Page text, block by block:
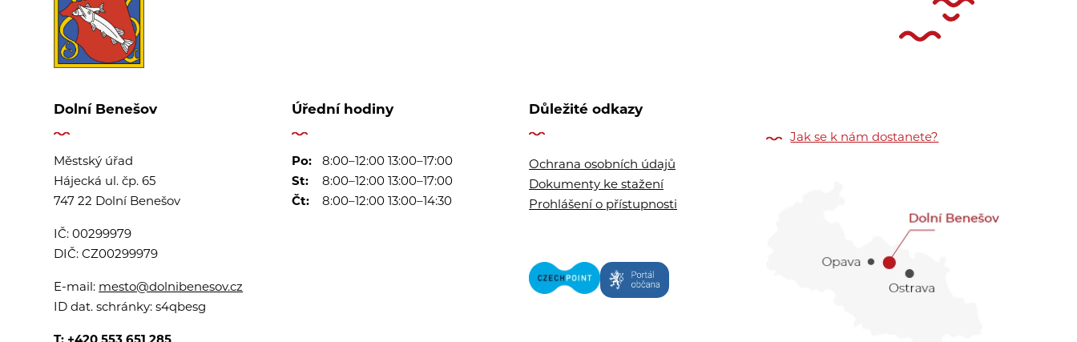
Dolní Benešov
Městský úřad
Hájecká ul. čp. 65
747 22 Dolní Benešov
IČ:00299979
DIČ:CZ00299979
E-mail: mesto@dolnibenesov.cz
ID dat. schránky:s4qbesg
Úřední hodiny
Po:
8:00–12:00 13:00–17:00
St:
8:00–12:00 13:00–17:00
Čt:
8:00–12:00 13:00–14:30
Důležité odkazy
Ochrana osobních údajů
Dokumenty ke stažení
Prohlášení o přístupnosti
Jak se k nám dostanete?